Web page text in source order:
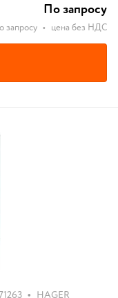
По запросу
запросу • цена без НДС
HAGER